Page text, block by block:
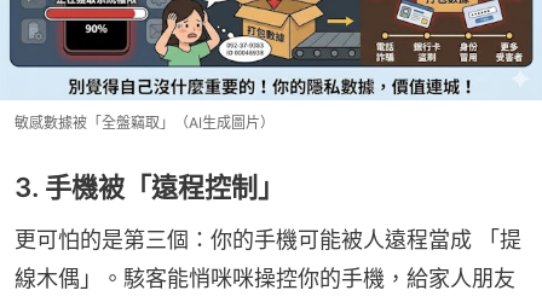
敏感數據被「全盤竊取」（AI生成圖片）
3. 手機被「遠程控制」
更可怕的是第三個：你的手機可能被人遠程當成 「提
線木偶」。駭客能悄咪咪操控你的手機，給家人朋友